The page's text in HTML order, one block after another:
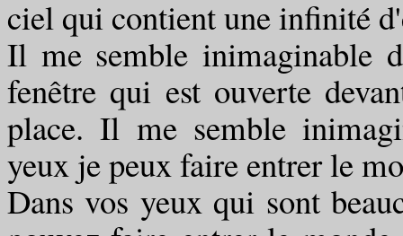
ciel qui contient une infinité
Il me semble inimaginable
fenêtre qui est ouverte
place. Il me semble
yeux je peux faire entrer le
Dans vos yeux qui sont